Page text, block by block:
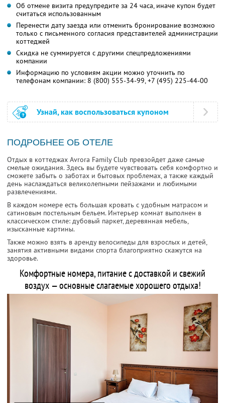
Об отмене визита предупредите за 24 часа, иначе купон будет
считаться использованным
Перенести дату заезда или отменить бронирование возможно
только с письменного согласия представителей администрации
коттеджей
Скидка не суммируется с другими спецпредложениями
компании
Информацию по условиям акции можно уточнить по
телефонам компании: 8 (800) 555-34-99, +7 (495) 225-44-00
Узнай, как воспользоваться купоном
ПОДРОБНЕЕ ОБ ОТЕЛЕ
Отдых в коттеджах Avrora Family Club превзойдет даже самые
смелые ожидания. Здесь вы будете чувствовать себя комфортно и
сможете забыть о заботах и бытовых проблемах, а также каждый
день наслаждаться великолепными пейзажами и любимыми
развлечениями.
В каждом номере есть большая кровать с удобным матрасом и
сатиновым постельным бельем. Интерьер комнат выполнен в
классическом стиле: дубовый паркет, деревянная мебель,
изысканные картины.
Также можно взять в аренду велосипеды для взрослых и детей,
занятия активными видами спорта благоприятно скажутся на
здоровье.
Комфортные номера, питание с доставкой и свежий
воздух — основные слагаемые хорошего отдыха!